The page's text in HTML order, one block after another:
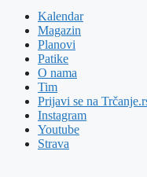
Kalendar
Magazin
Planovi
Patike
O nama
Tim
Prijavi se na
Instagram
Youtube
Strava